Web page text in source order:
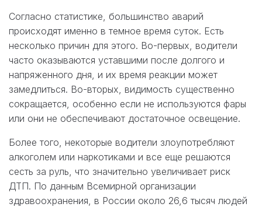
Согласно статистике, большинство аварий
происходят именно в темное время суток. Есть
несколько причин для этого. Во-первых, водители
часто оказываются уставшими после долгого и
напряженного дня, и их время реакции может
замедлиться. Во-вторых, видимость существенно
сокращается, особенно если не используются фары
или они не обеспечивают достаточное освещение.
Более того, некоторые водители злоупотребляют
алкоголем или наркотиками и все еще решаются
сесть за руль, что значительно увеличивает риск
ДТП. По данным Всемирной организации
здравоохранения, в России около 26,6 тысяч людей